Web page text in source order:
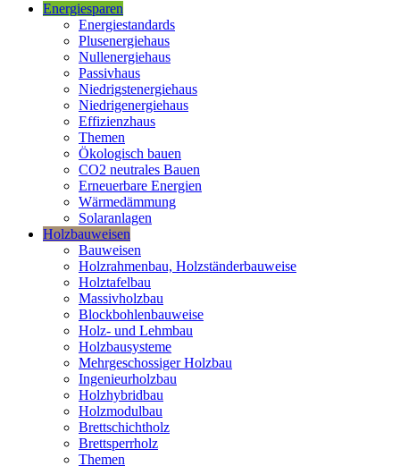
Energiesparen
Energiestandards
Plusenergiehaus
Nullenergiehaus
Passivhaus
Niedrigstenergiehaus
Niedrigenergiehaus
Effizienzhaus
Themen
Ökologisch bauen
CO2 neutrales Bauen
Erneuerbare Energien
Wärmedämmung
Solaranlagen
Holzbauweisen
Bauweisen
Holzrahmenbau, Holzständerbauweise
Holztafelbau
Massivholzbau
Blockbohlenbauweise
Holz- und Lehmbau
Holzbausysteme
Mehrgeschossiger Holzbau
Ingenieurholzbau
Holzhybridbau
Holzmodulbau
Brettschichtholz
Brettsperrholz
Themen